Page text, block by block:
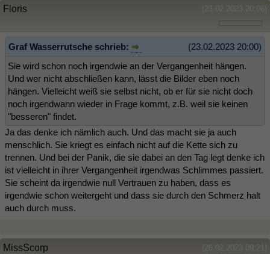
(23.02.2023 20:06)
Floris
(23.02.2023 20:00)
Graf Wasserrutsche schrieb:
Sie wird schon noch irgendwie an der Vergangenheit hängen.
Und wer nicht abschließen kann, lässt die Bilder eben noch
hängen. Vielleicht weiß sie selbst nicht, ob er für sie nicht doch
noch irgendwann wieder in Frage kommt, z.B. weil sie keinen
"besseren" findet.
Ja das denke ich nämlich auch. Und das macht sie ja auch
menschlich. Sie kriegt es einfach nicht auf die Kette sich zu
trennen. Und bei der Panik, die sie dabei an den Tag legt denke ich
ist vielleicht in ihrer Vergangenheit irgendwas Schlimmes passiert.
Sie scheint da irgendwie null Vertrauen zu haben, dass es
irgendwie schon weitergeht und dass sie durch den Schmerz halt
auch durch muss.
(26.02.2023 09:21)
MissScorp